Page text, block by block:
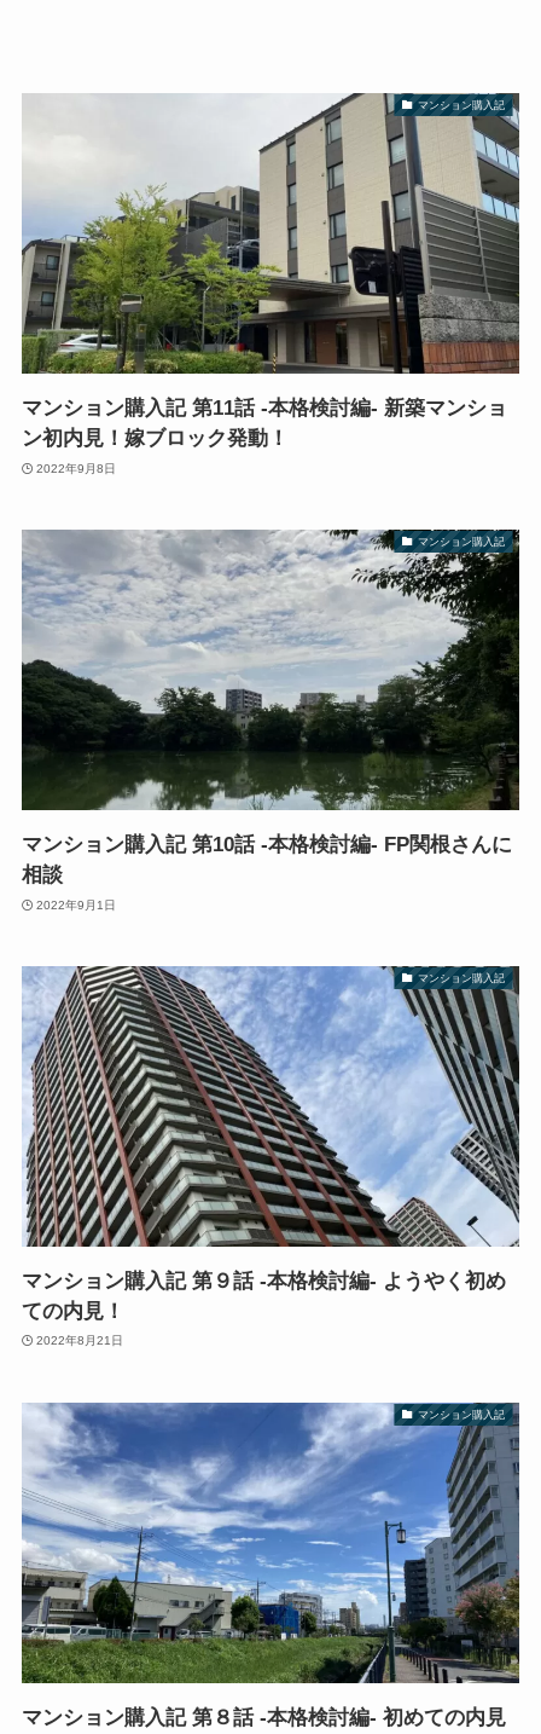
マンション購入記
マンション購入記 第11話 -本格検討編- 新築マンショ
ン初内見！嫁ブロック発動！
2022年9月8日
マンション購入記
マンション購入記 第10話 -本格検討編- FP関根さんに
相談
2022年9月1日
マンション購入記
マンション購入記 第９話 -本格検討編- ようやく初め
ての内見！
2022年8月21日
マンション購入記
マンション購入記 第８話 -本格検討編- 初めての内見